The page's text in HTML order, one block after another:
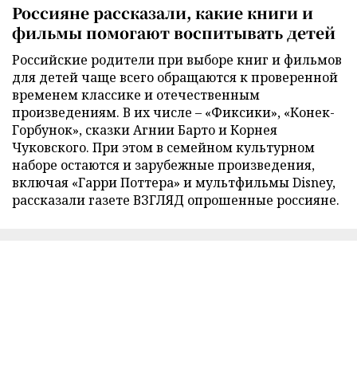
Россияне рассказали, какие книги и
фильмы помогают воспитывать детей
Российские родители при выборе книг и фильмов
для детей чаще всего обращаются к проверенной
временем классике и отечественным
произведениям. В их числе – «Фиксики», «Конек-
Горбунок», сказки Агнии Барто и Корнея
Чуковского. При этом в семейном культурном
наборе остаются и зарубежные произведения,
включая «Гарри Поттера» и мультфильмы Disney,
рассказали газете ВЗГЛЯД опрошенные россияне.